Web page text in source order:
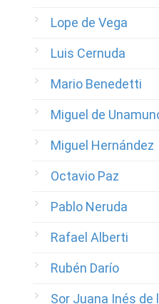
Lope de Vega
Luis Cernuda
Mario Benedetti
Miguel de
Miguel Hernández
Octavio Paz
Pablo Neruda
Rafael Alberti
Rubén Darío
Sor Juana Inés de